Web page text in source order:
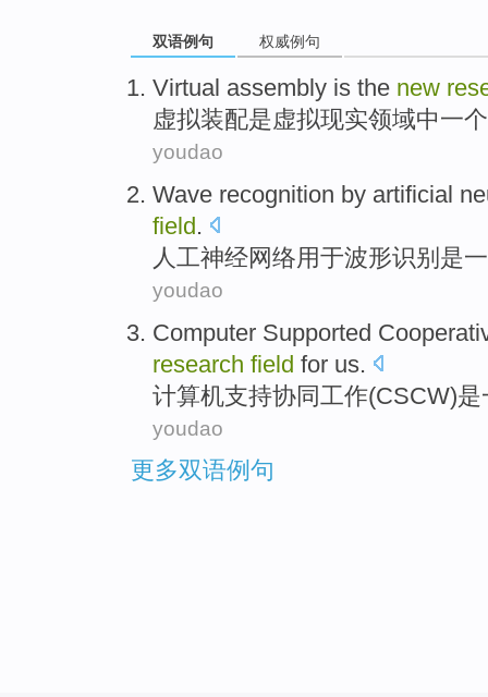
双语例句 权威例句
Virtual assembly is the new
虚拟装配是虚拟现实领域中一个
youdao
Wave recognition by artificial
field.
人工神经网络用于波形识别 是
youdao
Computer Supported
research field for us.
计算机支持协同工作(CSCW)是
youdao
更多双语例句